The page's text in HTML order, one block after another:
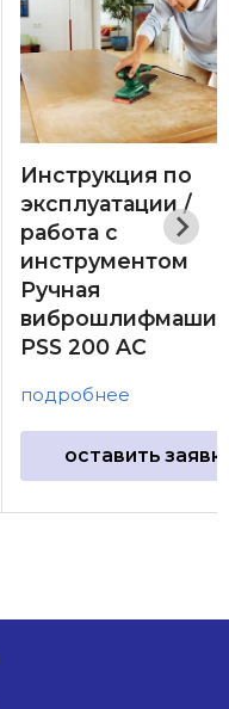
Инструкция по
эксплуатации /
работа с
инструментом
Ручная
PSS 200 AC
подробнее
оставить